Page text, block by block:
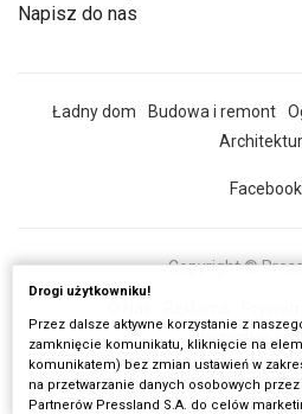
Napisz do nas
Ładny dom Budowa i remont
Facebook
Copyright ©
Wszystkie
Realizacja:
Drogi użytkowniku!
Przez dalsze aktywne korzystanie z
zamknięcie komunikatu, kliknięcie na
komunikatem) bez zmian ustawień w
na przetwarzanie danych osobowych
Partnerów Pressland S.A. do celów